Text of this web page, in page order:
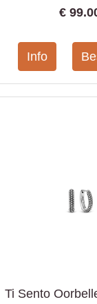
€
Ti Sento